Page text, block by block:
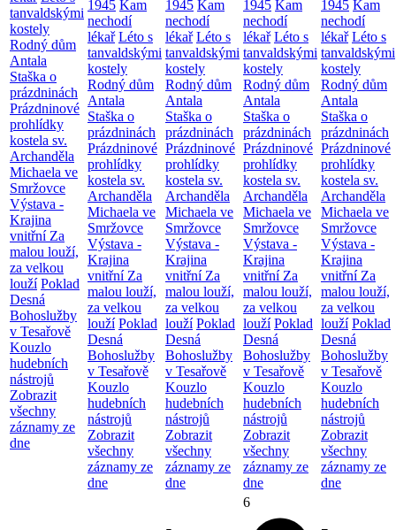
tanvaldskými
kostely
Rodný dům
Antala
Staška o
prázdninách
Prázdninové
prohlídky
kostela sv.
Archanděla
Michaela ve
Smržovce
Výstava -
Krajina
vnitřní Za
malou louží,
za velkou
louží Poklad
Desná
Bohoslužby
v Tesařově
Kouzlo
hudebních
nástrojů
Zobrazit
všechny
záznamy ze
dne
1945 Kam
nechodí
lékař Léto s
tanvaldskými
kostely
Rodný dům
Antala
Staška o
prázdninách
Prázdninové
prohlídky
kostela sv.
Archanděla
Michaela ve
Smržovce
Výstava -
Krajina
vnitřní Za
malou louží,
za velkou
louží Poklad
Desná
Bohoslužby
v Tesařově
Kouzlo
hudebních
nástrojů
Zobrazit
všechny
záznamy ze
dne
1945 Kam
nechodí
lékař Léto s
tanvaldskými
kostely
Rodný dům
Antala
Staška o
prázdninách
Prázdninové
prohlídky
kostela sv.
Archanděla
Michaela ve
Smržovce
Výstava -
Krajina
vnitřní Za
malou louží,
za velkou
louží Poklad
Desná
Bohoslužby
v Tesařově
Kouzlo
hudebních
nástrojů
Zobrazit
všechny
záznamy ze
dne
1945 Kam
nechodí
lékař Léto s
tanvaldskými
kostely
Rodný dům
Antala
Staška o
prázdninách
Prázdninové
prohlídky
kostela sv.
Archanděla
Michaela ve
Smržovce
Výstava -
Krajina
vnitřní Za
malou louží,
za velkou
louží Poklad
Desná
Bohoslužby
v Tesařově
Kouzlo
hudebních
nástrojů
Zobrazit
všechny
záznamy ze
dne
1945 Kam
nechodí
lékař Léto s
tanvaldskými
kostely
Rodný dům
Antala
Staška o
prázdninách
Prázdninové
prohlídky
kostela sv.
Archanděla
Michaela ve
Smržovce
Výstava -
Krajina
vnitřní Za
malou louží,
za velkou
louží Poklad
Desná
Bohoslužby
v Tesařově
Kouzlo
hudebních
nástrojů
Zobrazit
všechny
záznamy ze
dne
6